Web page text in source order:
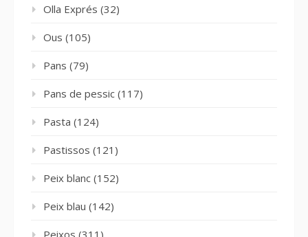
Olla Exprés (32)
Ous (105)
Pans (79)
Pans de pessic (117)
Pasta (124)
Pastissos (121)
Peix blanc (152)
Peix blau (142)
Peixos (311)